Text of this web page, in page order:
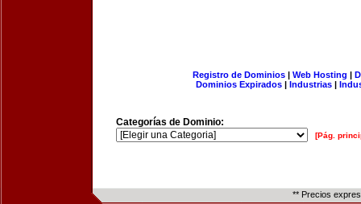
Registro de Dominios| Web Hosting |
Dominios Expirados | Industrias |
Categorías de Dominio:
[Pág.
** Precios